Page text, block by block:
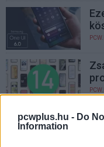
pcwplus.hu - Do
Information